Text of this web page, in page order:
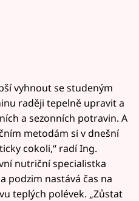
vyhnout se studeným
raději tepelně upravit a
a sezonních potravin. A
metodám si v dnešní
cokoli,“ radí Ing.
nutriční specialistka
podzim nastává čas na
teplých polévek. „Zůstat